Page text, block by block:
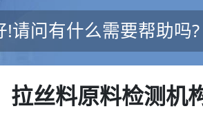
!请问有什么需要帮助吗?
拉丝料原料检测机